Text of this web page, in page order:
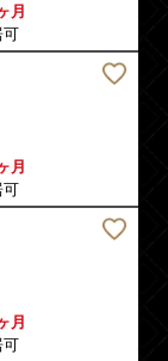
月
可
月
可
月
可